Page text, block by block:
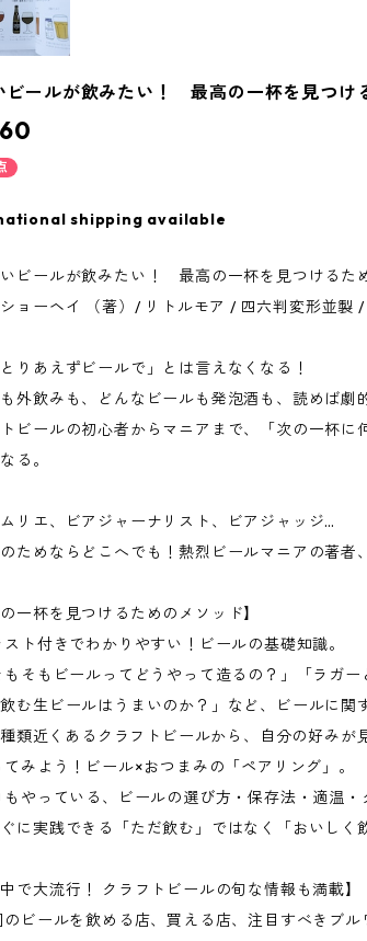
ビールが飲みたい！ 最高の一杯を見つけ
shipping available
いビールが飲みたい！ 最高の一杯を見つけるた
ショーヘイ （著）/ リトルモア / 四六判変形並製 /
りあえずビールで」とは言えなくなる！
外飲みも、どんなビールも発泡酒も、読めば劇
ビールの初心者からマニアまで、「次の一杯に
る。
リエ、ビアジャーナリスト、ビアジャッジ…
ためならどこへでも！熱烈ビールマニアの著者
の一杯を見つけるためのメソッド】
ト付きでわかりやすい！ビールの基礎知識。
そもビールってどうやって造るの？」「ラガ
む生ビールはうまいのか？」など、ビールに関
類近くあるクラフトビールから、自分の好みが
みよう！ビール×おつまみの「ペアリング」。
やっている、ビールの選び方・保存法・適温・
に実践できる「ただ飲む」ではなく「おいしく
中で大流行！ クラフトビールの旬な情報も満載】
ビールを飲める店、買える店、注目すべきブル